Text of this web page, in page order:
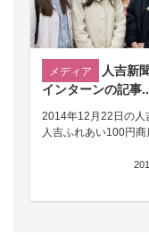
メディア
人吉新
インターンの記事
2014年12月22日の人
人吉ふれあい100円